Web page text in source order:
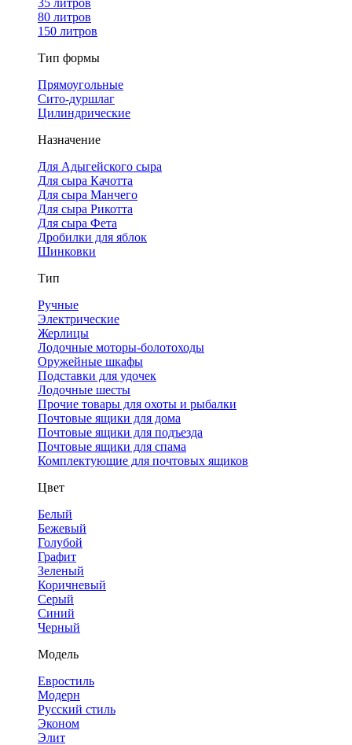
35 литров
80 литров
150 литров
Тип формы
Прямоугольные
Сито-дуршлаг
Цилиндрические
Назначение
Для Адыгейского сыра
Для сыра Качотта
Для сыра Манчего
Для сыра Рикотта
Для сыра Фета
Дробилки для яблок
Шинковки
Тип
Ручные
Электрические
Жерлицы
Лодочные моторы-болотоходы
Оружейные шкафы
Подставки для удочек
Лодочные шесты
Прочие товары для охоты и рыбалки
Почтовые ящики для дома
Почтовые ящики для подъезда
Почтовые ящики для спама
Комплектующие для почтовых ящиков
Цвет
Белый
Бежевый
Голубой
Графит
Зеленый
Коричневый
Серый
Синий
Черный
Модель
Евростиль
Модерн
Русский стиль
Эконом
Элит